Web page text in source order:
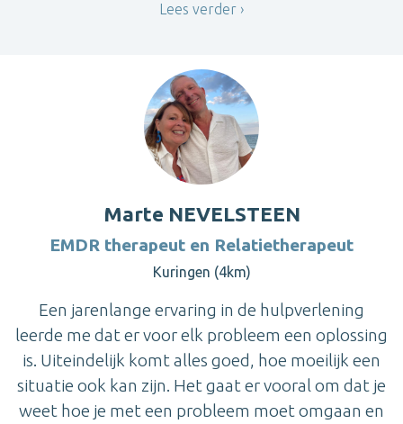
Lees verder
Marte NEVELSTEEN
EMDR therapeut en Relatietherapeut
Kuringen (4km)
Een jarenlange ervaring in de hulpverlening
leerde me dat er voor elk probleem een oplossing
is. Uiteindelijk komt alles goed, hoe moeilijk een
situatie ook kan zijn. Het gaat er vooral om dat je
weet hoe je met een probleem moet omgaan en